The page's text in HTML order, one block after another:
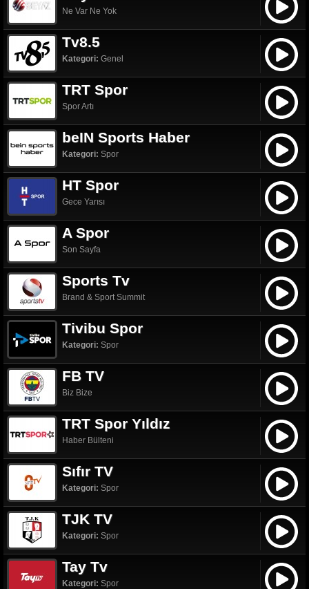
Ne Var Ne Yok
Tv8.5
Kategori: Genel
TRT Spor
Spor Artı
beIN Sports Haber
Kategori: Spor
HT Spor
Gece Yarısı
A Spor
Son Sayfa
Sports Tv
Brand & Sport Summit
Tivibu Spor
Kategori: Spor
FB TV
Biz Bize
TRT Spor Yıldız
Haber Bülteni
Sıfır TV
Kategori: Spor
TJK TV
Kategori: Spor
Tay Tv
Kategori: Spor